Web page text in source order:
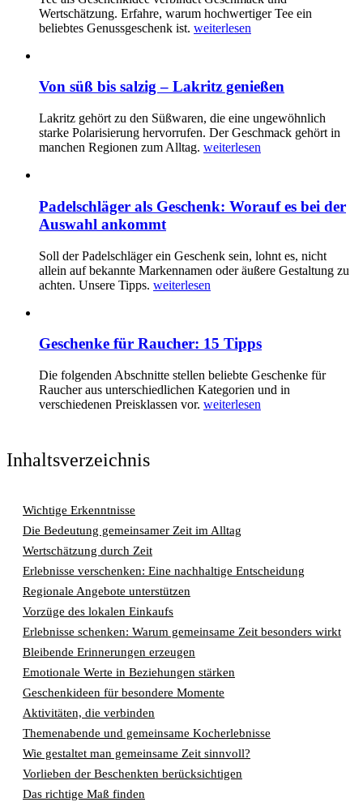
Wertschätzung. Erfahre, warum hochwertiger Tee ein
beliebtes Genussgeschenk ist. weiterlesen
Von süß bis salzig – Lakritz genießen
Lakritz gehört zu den Süßwaren, die eine ungewöhnlich
starke Polarisierung hervorrufen. Der Geschmack gehört in
manchen Regionen zum Alltag. weiterlesen
Padelschläger als Geschenk: Worauf es bei der
Auswahl ankommt
Soll der Padelschläger ein Geschenk sein, lohnt es, nicht
allein auf bekannte Markennamen oder äußere Gestaltung zu
achten. Unsere Tipps. weiterlesen
Geschenke für Raucher: 15 Tipps
Die folgenden Abschnitte stellen beliebte Geschenke für
Raucher aus unterschiedlichen Kategorien und in
verschiedenen Preisklassen vor. weiterlesen
Inhaltsverzeichnis
Wichtige Erkenntnisse
Die Bedeutung gemeinsamer Zeit im Alltag
Wertschätzung durch Zeit
Erlebnisse verschenken: Eine nachhaltige Entscheidung
Regionale Angebote unterstützen
Vorzüge des lokalen Einkaufs
Erlebnisse schenken: Warum gemeinsame Zeit besonders wirkt
Bleibende Erinnerungen erzeugen
Emotionale Werte in Beziehungen stärken
Geschenkideen für besondere Momente
Aktivitäten, die verbinden
Themenabende und gemeinsame Kocherlebnisse
Wie gestaltet man gemeinsame Zeit sinnvoll?
Vorlieben der Beschenkten berücksichtigen
Das richtige Maß finden